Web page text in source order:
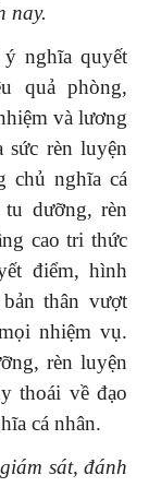
nay.
nghĩa quyết
quả phòng,
và lương
sức rèn luyện
chủ nghĩa cá
dưỡng, rèn
cao tri thức
điểm, hình
thân vượt
nhiệm vụ.
rèn luyện
thoái về đạo
cá nhân.
sát, đánh